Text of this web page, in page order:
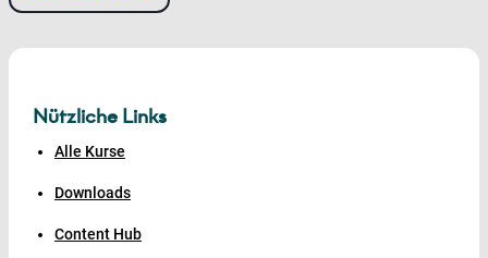
Nützliche Links
Alle Kurse
Downloads
Content Hub